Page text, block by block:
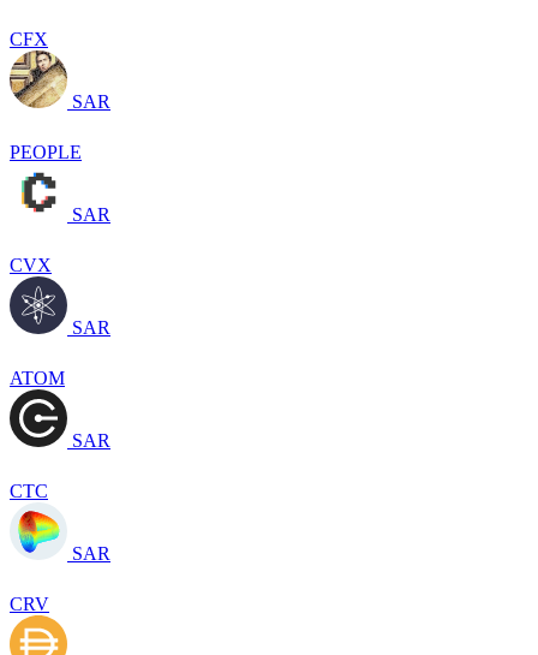
CFX
SAR
PEOPLE
SAR
CVX
SAR
ATOM
SAR
CTC
SAR
CRV